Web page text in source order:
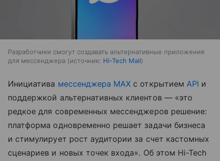
Разработчики смогут создавать альтернативные приложения
для мессенджера
источник: Hi-Tech Mail
Инициатива мессенджера MAX с открытием API и
поддержкой альтернативных клиентов — «это
редкое для современных мессенджеров решение:
платформа одновременно решает задачи бизнеса
и стимулирует рост аудитории за счет кастомных
сценариев и новых точек входа». Об этом Hi-Tech